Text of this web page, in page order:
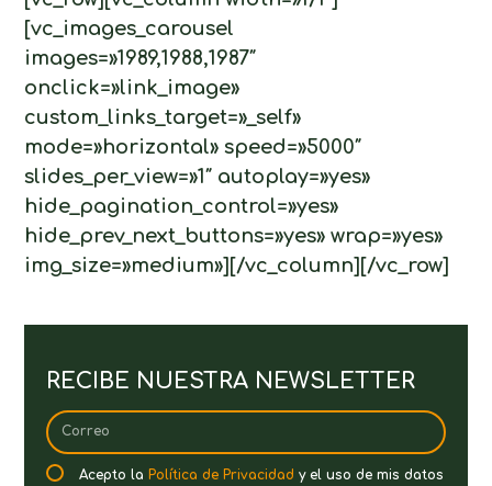
[vc_images_carousel
images=»1989,1988,1987″
onclick=»link_image»
custom_links_target=»_self»
mode=»horizontal» speed=»5000″
slides_per_view=»1″ autoplay=»yes»
hide_pagination_control=»yes»
hide_prev_next_buttons=»yes» wrap=»yes»
img_size=»medium»][/vc_column][/vc_row]
RECIBE NUESTRA NEWSLETTER
Acepto la Política de Privacidad y el uso de mis datos